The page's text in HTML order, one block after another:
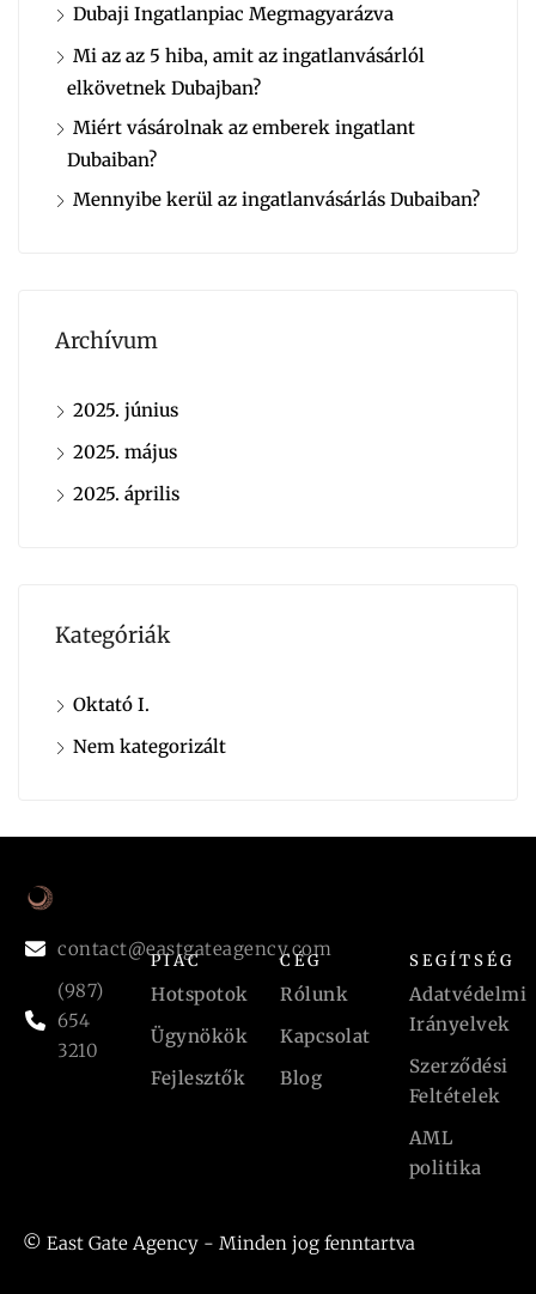
Dubaji Ingatlanpiac Megmagyarázva
Mi az az 5 hiba, amit az ingatlanvásárlól
elkövetnek Dubajban?
Miért vásárolnak az emberek ingatlant
Dubaiban?
Mennyibe kerül az ingatlanvásárlás Dubaiban?
Archívum
2025. június
2025. május
2025. április
Kategóriák
Oktató I.
Nem kategorizált
contact@eastgateagency.com
(987)
654
3210
PIAC
Hotspotok
Ügynökök
Fejlesztők
CÉG
Rólunk
Kapcsolat
Blog
SEGÍTSÉG
Adatvédelmi
Irányelvek
Szerződési
Feltételek
AML
politika
© East Gate Agency - Minden jog fenntartva